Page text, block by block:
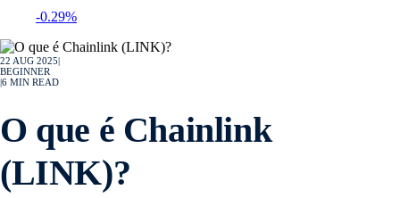
-0.29%
22 AUG 2025
BEGINNER
6 MIN READ
O que é Chainlink
(LINK)?